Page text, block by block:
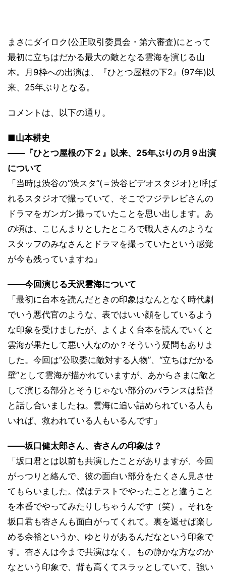
まさにダイロク(公正取引委員会・第六審査)にとって
最初に立ちはだかる最大の敵となる雲海を演じる山
本。月9枠への出演は、『ひとつ屋根の下2』(97年)以
来、25年ぶりとなる。
コメントは、以下の通り。
■山本耕史
――『ひとつ屋根の下２』以来、25年ぶりの月９出演
について
「当時は渋谷の“渋スタ”(＝渋谷ビデオスタジオ)と呼ば
れるスタジオで撮っていて、そこでフジテレビさんの
ドラマをガンガン撮っていたことを思い出します。あ
の頃は、こじんまりとしたところで職人さんのような
スタッフのみなさんとドラマを撮っていたという感覚
が今も残っていますね」
――今回演じる天沢雲海について
「最初に台本を読んだときの印象はなんとなく時代劇
でいう悪代官のような、表ではいい顔をしているよう
な印象を受けましたが、よくよく台本を読んでいくと
雲海が果たして悪い人なのか？そういう疑問もありま
した。今回は“公取委に敵対する人物”、“立ちはだかる
壁”として雲海が描かれていますが、あからさまに敵と
して演じる部分とそうじゃない部分のバランスは監督
と話し合いましたね。雲海に追い詰められている人も
いれば、救われている人もいるんです」
――坂口健太郎さん、杏さんの印象は？
「坂口君とは以前も共演したことがありますが、今回
がっつりと絡んで、彼の面白い部分をたくさん見させ
てもらいました。僕はテストでやったことと違うこと
を本番でやってみたりしちゃうんです（笑）。それを
坂口君も杏さんも面白がってくれて。裏を返せば楽し
める余裕というか、ゆとりがあるんだなという印象で
す。杏さんは今まで共演はなく、もの静かな方なのか
なという印象で、背も高くてスラッとしていて、強い